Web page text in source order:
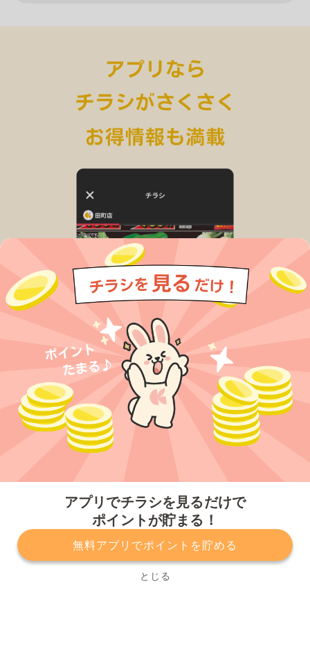
アプリでチラシを見るだけで
ポイントが貯まる！
無料アプリでポイントを貯める
とじる
プライバシーポリシー 利用規約
運営会社
サービスに関してのお問い合わせ